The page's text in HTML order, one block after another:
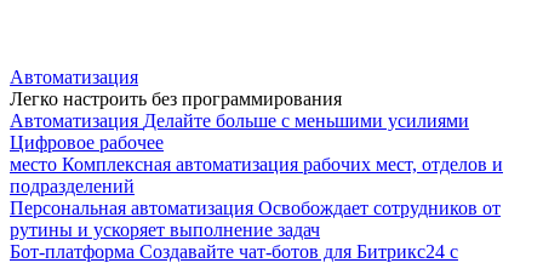
Автоматизация
Легко настроить без программирования
Автоматизация Делайте больше с меньшими усилиями
Цифровое рабочее
место Комплексная автоматизация рабочих мест, отделов и
подразделений
Персональная автоматизация Освобождает сотрудников от
рутины и ускоряет выполнение задач
Бот-платформа Создавайте чат-ботов для Битрикс24 с